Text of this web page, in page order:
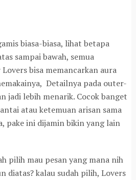
biasa-biasa, lihat betapa
sampai bawah, semua
bisa memancarkan aura
Detailnya pada outer-
jadi lebih menarik. Cocok banget
atau ketemuan arisan sama
pake ini dijamin bikin yang lain
pilih mau pesan yang mana nih
diatas? kalau sudah pilih, Lovers